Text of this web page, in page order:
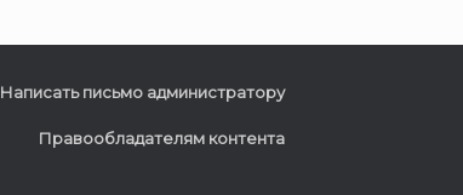
Написать письмо администратору
Правообладателям контента